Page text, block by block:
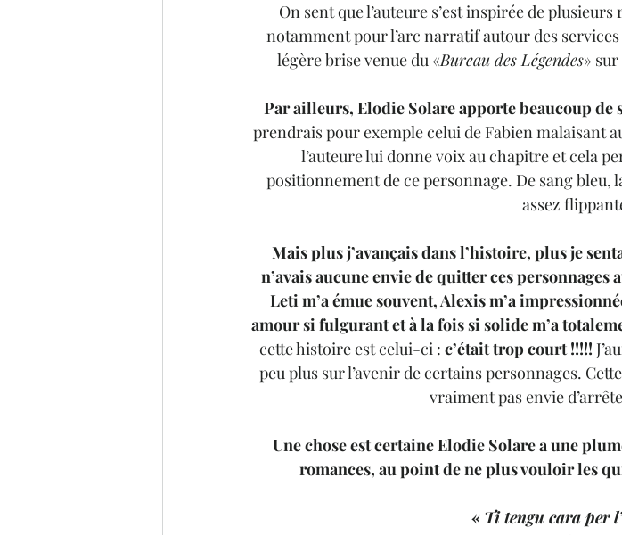
On sent que l’auteure s’est inspirée de
notamment pour l’arc narratif autour des
légère brise venue du «Bureau des Légendes» sur
Par ailleurs, Elodie Solare apporte beaucoup de
prendrais pour exemple celui de Fabien malaisant
l’auteure lui donne voix au chapitre et cela
positionnement de ce personnage. De sang bleu,
assez
Mais plus j’avançais dans l’histoire, plus je
n’avais aucune envie de quitter ces personnages
Leti m’a émue souvent, Alexis m’a
amour si fulgurant et à la fois si solide m’a
cette histoire est celui-ci : c’était trop court !!!!!
peu plus sur l’avenir de certains personnages.
vraiment pas envie
Une chose est certaine Elodie Solare a une
romances, au point de ne plus vouloir les
« Ti tengu cara per